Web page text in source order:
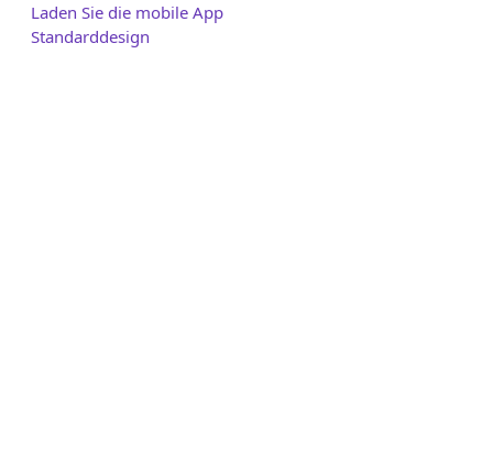
Laden Sie die mobile App
Standarddesign